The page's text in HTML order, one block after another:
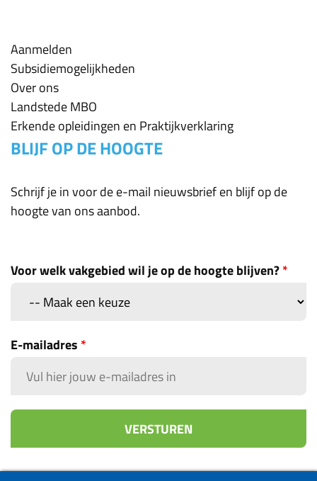
Aanmelden
Subsidiemogelijkheden
Over ons
Landstede MBO
Erkende opleidingen en Praktijkverklaring
BLIJF OP DE HOOGTE
Schrijf je in voor de e-mail nieuwsbrief en blijf op de
hoogte van ons aanbod.
Voor welk vakgebied wil je op de hoogte blijven?*
E-mailadres *